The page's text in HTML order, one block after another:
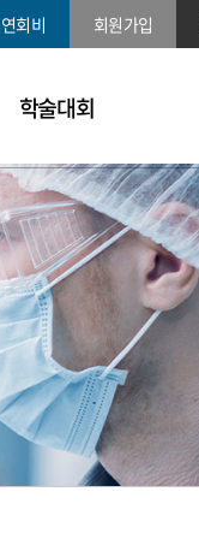
연회비 회원가입
학술대회